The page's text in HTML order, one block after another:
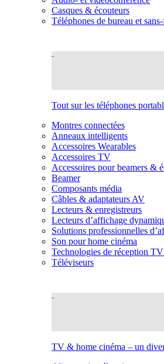
Casques & écouteurs
Téléphones de bureau et
Tout sur les téléphones
Montres connectées
Anneaux intelligents
Accessoires Wearables
Accessoires TV
Accessoires pour beamers &
Beamer
Composants média
Câbles & adaptateurs AV
Lecteurs & enregistreurs
Lecteurs d’affichage
Solutions professionnelles
Son pour home cinéma
Technologies de réception
Téléviseurs
TV & home cinéma – un